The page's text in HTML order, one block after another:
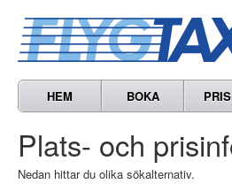
HEM BOKA
Plats- och
Nedan hittar du olika sökalternativ.